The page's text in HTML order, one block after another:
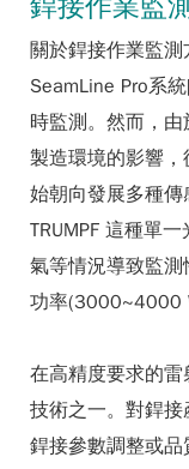
關於銲接作業監
SeamLine Pro系
時監測。然而，
製造環境的影響
始朝向發展多種
TRUMPF 這種單
氣等情況導致監
功率(3000~4000
在高精度要求的
技術之一。對銲
銲接參數調整或